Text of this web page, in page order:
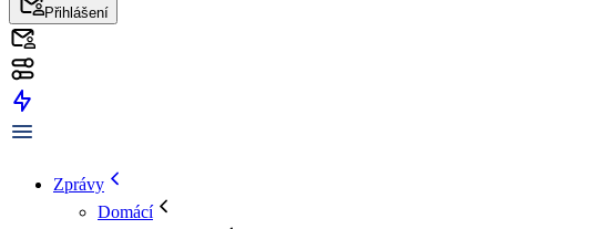
Přihlášení
Zprávy
Domácí